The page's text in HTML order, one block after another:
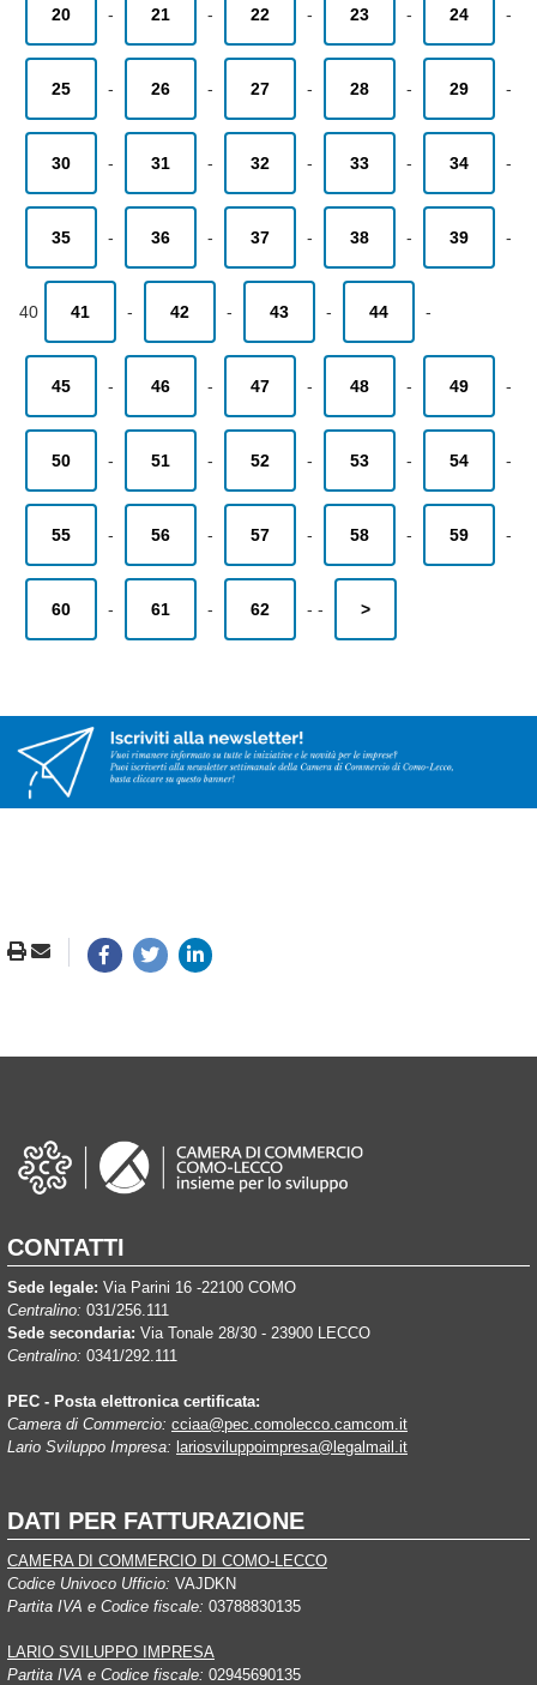
20 - 21 - 22 - 23 - 24 -
25 - 26 - 27 - 28 - 29 -
30 - 31 - 32 - 33 - 34 -
35 - 36 - 37 - 38 - 39 -
40 41 - 42 - 43 - 44 -
45 - 46 - 47 - 48 - 49 -
50 - 51 - 52 - 53 - 54 -
55 - 56 - 57 - 58 - 59 -
60 - 61 - 62 - - >
CONTATTI
Sede legale: Via Parini 16 -22100 COMO
Centralino: 031/256.111
Sede secondaria: Via Tonale 28/30 - 23900 LECCO
Centralino: 0341/292.111
PEC - Posta elettronica certificata:
Camera di Commercio: cciaa@pec.comolecco.camcom.it
Lario Sviluppo Impresa: lariosviluppoimpresa@legalmail.it
DATI PER FATTURAZIONE
CAMERA DI COMMERCIO DI COMO-LECCO
Codice Univoco Ufficio: VAJDKN
Partita IVA e Codice fiscale: 03788830135
LARIO SVILUPPO IMPRESA
Partita IVA e Codice fiscale: 02945690135